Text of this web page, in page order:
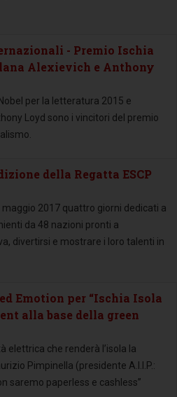
- Premio Ischia
Alexievich e Anthony
per la letteratura 2015 e
Loyd sono i vincitori del premio
della Regatta ESCP
maggio 2017 quattro giorni dedicati a
da 48 nazioni pronti a
divertirsi e mostrare i loro talenti in
Emotion per “Ischia Isola
alla base della green
elettrica che renderà l’isola la
Pimpinella (presidente A.I.I.P.:
saremo paperless e cashless”